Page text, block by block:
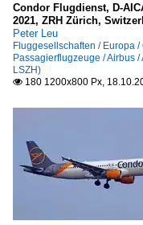
Condor Flugdienst, D-
2021, ZRH Zürich,
Peter Leu
Fluggesellschaften / Europa
Passagierflugzeuge / Airbus /
LSZH)
 180 1200x800 Px,